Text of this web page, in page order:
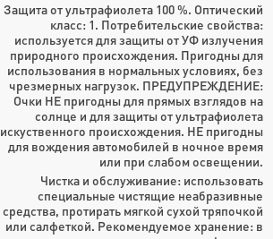
Защита от ультрафиолета 100 %. Оптический
класс: 1. Потребительские свойства:
используется для защиты от УФ излучения
природного происхождения. Пригодны для
использования в нормальных условиях, без
чрезмерных нагрузок. ПРЕДУПРЕЖДЕНИЕ:
Очки НЕ пригодны для прямых взглядов на
солнце и для защиты от ультрафиолета
искуственного происхождения. НЕ пригодны
для вождения автомобилей в ночное время
или при слабом освещении.
Чистка и обслуживание: использовать
специальные чистящие неабразивные
средства, протирать мягкой сухой тряпочкой
или салфеткой. Рекомендуемое хранение: в